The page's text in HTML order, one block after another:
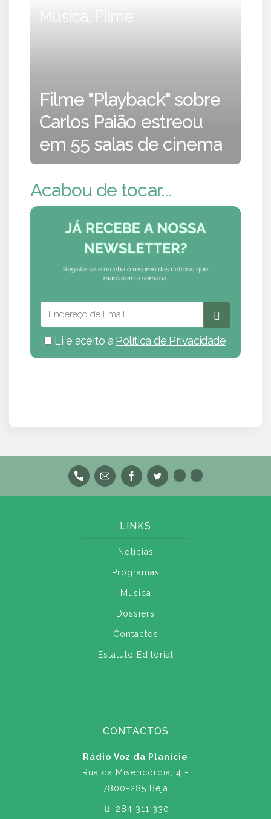
Música, Filme
Filme "Playback" sobre
Carlos Paião estreou
em 55 salas de cinema
Acabou de tocar...
Li e aceito a Política de Privacidade
LINKS
Notícias
Programas
Música
Dossiers
Contactos
Estatuto Editorial
CONTACTOS
Rádio Voz da Planície
Rua da Misericórdia, 4 -
7800-285 Beja
284 311 330